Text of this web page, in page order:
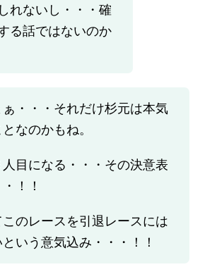
れないし・・・確
る話ではないのか
ぁ・・・それだけ杉元は本気
なのかもね。
人目になる・・・その決意表
！！
のレースを引退レースには
という意気込み・・・！！